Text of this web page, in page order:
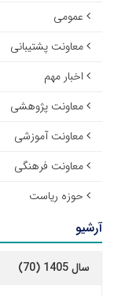
عمومی
معاونت پشتیبانی
اخبار مهم
معاونت پژوهشی
معاونت آموزشی
معاونت فرهنگی
حوزه ریاست
آرشیو
سال 1405 (70)